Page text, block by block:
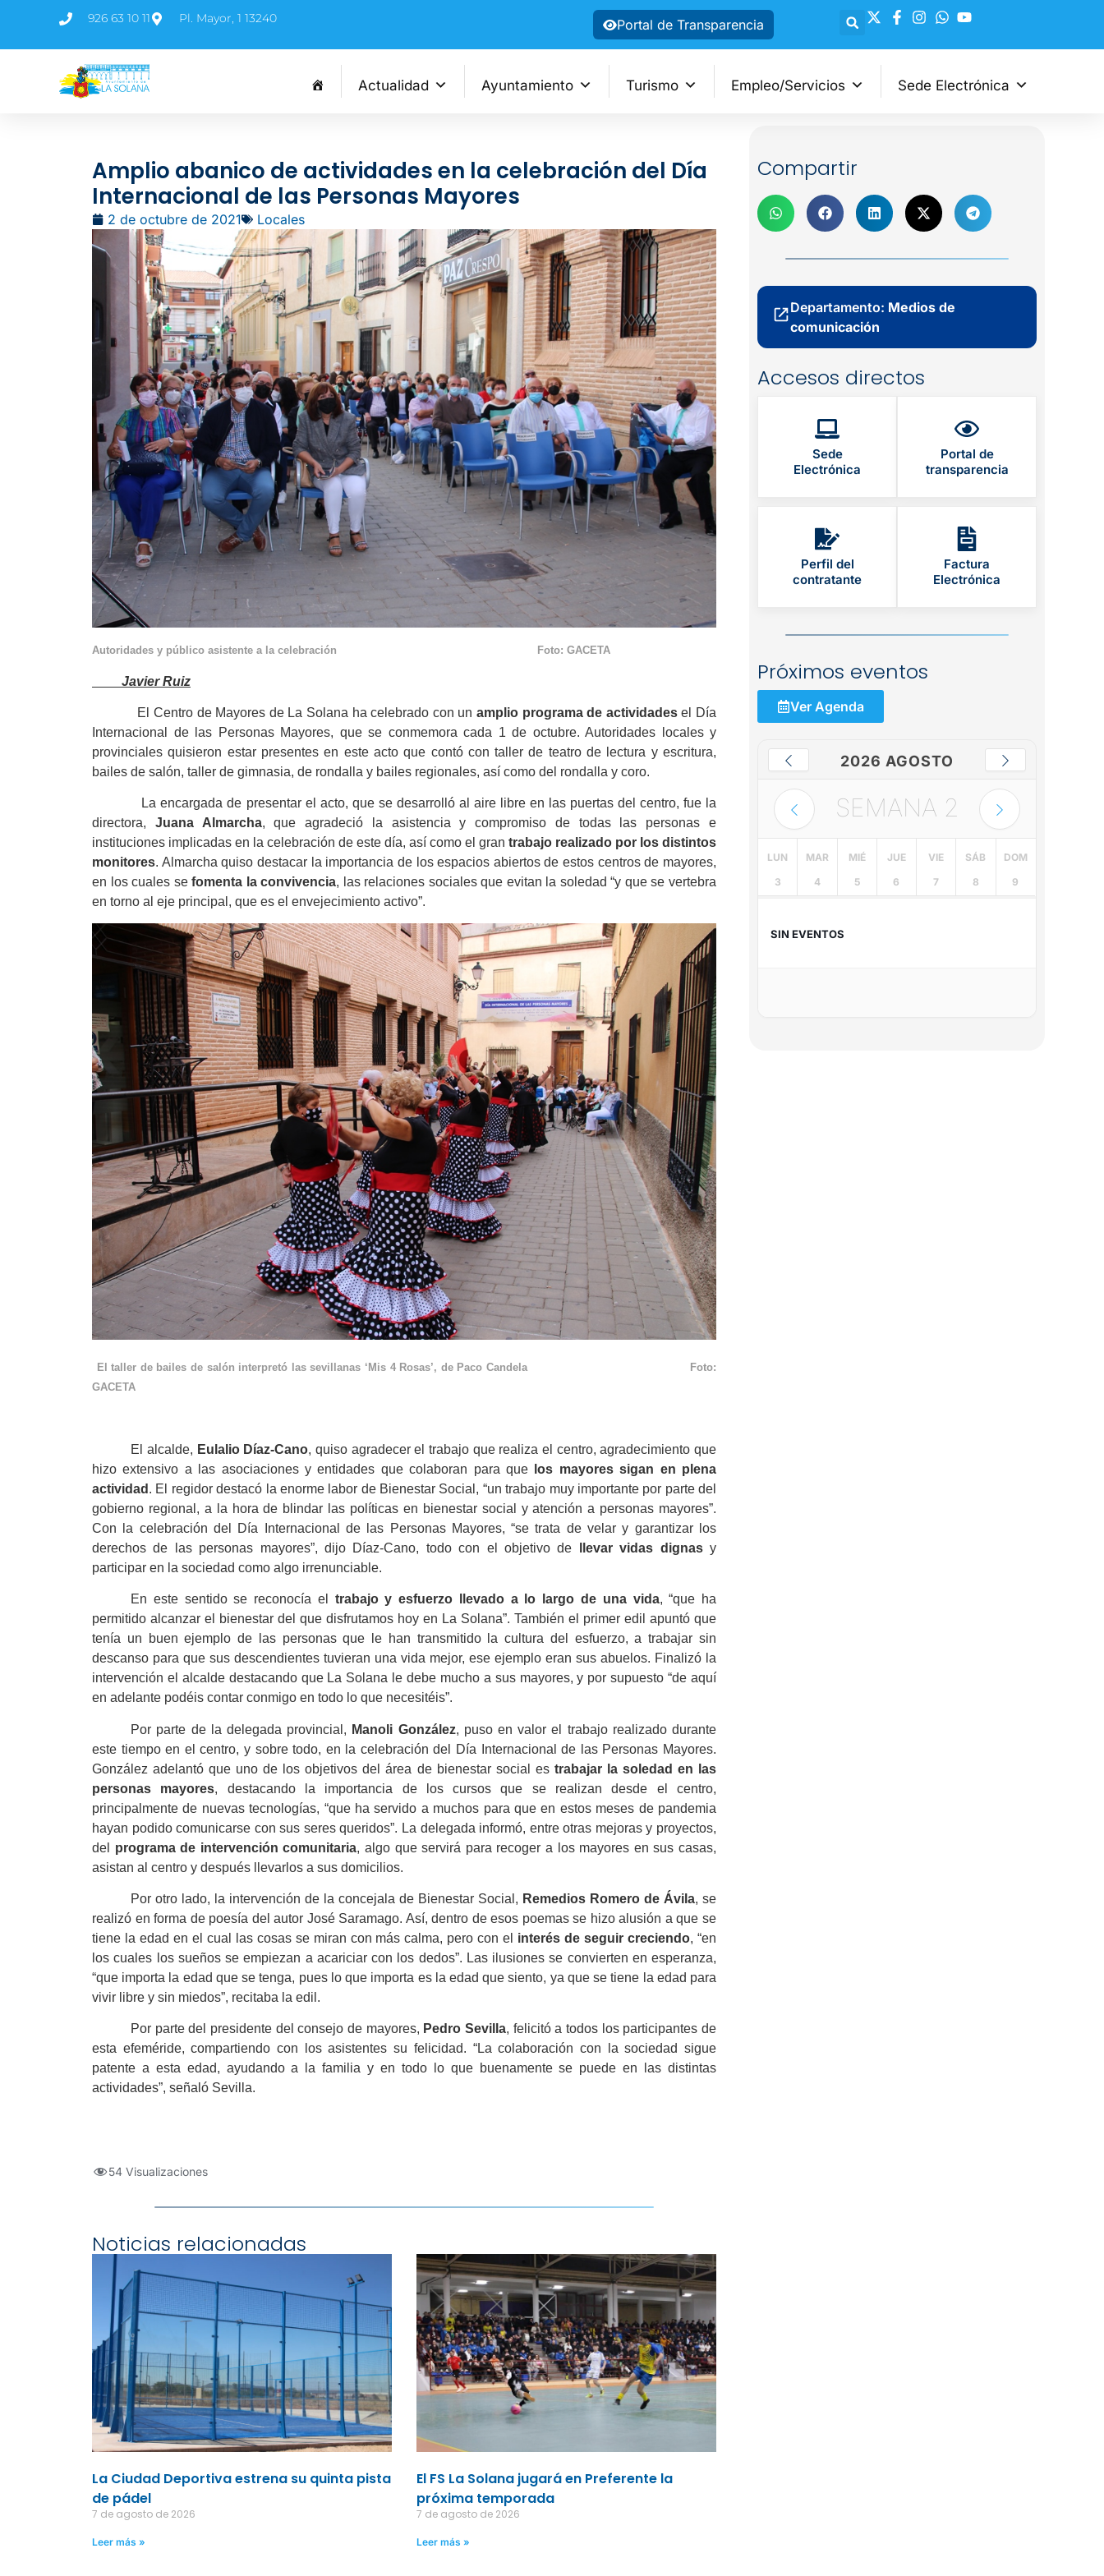
926 63 10 11 Pl. Mayor, 1 13240 Portal de Transparencia
Actualidad Ayuntamiento Turismo Empleo/Servicios Sede Electrónica
Amplio abanico de actividades en la celebración del Día
Internacional de las Personas Mayores
2 de octubre de 2021 Locales
Autoridades y público asistente a la celebración Foto: GACETA
Javier Ruiz
El Centro de Mayores de La Solana ha celebrado con un amplio programa de actividadesel Día
Internacional de las Personas Mayores, que se conmemora cada 1 de octubre. Autoridades locales y
provinciales quisieron estar presentes en este acto que contó con taller de teatro de lectura y escritura,
bailes de salón, taller de gimnasia, de rondalla y bailes regionales, así como del rondalla y coro.
La encargada de presentar el acto, que se desarrolló al aire libre en las puertas del centro, fue la
directora, Juana Almarcha, que agradeció la asistencia y compromiso de todas las personas e
instituciones implicadas en la celebración de este día, así como el gran trabajo realizado por los distintos
monitores. Almarcha quiso destacar la importancia de los espacios abiertos de estos centros de mayores,
en los cuales sefomenta la convivencia, las relaciones sociales que evitan la soledad “y que se vertebra
en torno al eje principal, que es el envejecimiento activo”.
El taller de bailes de salón interpretó las sevillanas ‘Mis 4 Rosas’, de Paco Candela Foto:
GACETA
El alcalde, Eulalio Díaz-Cano, quiso agradecer el trabajo que realiza el centro, agradecimiento que
hizo extensivo a las asociaciones y entidades que colaboran para que
los mayores sigan en plena
actividad . El regidor destacó la enorme labor de Bienestar Social, “un trabajo muy importante por parte del
gobierno regional, a la hora de blindar las políticas en bienestar social y atención a personas mayores”.
Con la celebración del Día Internacional de las Personas Mayores, “se trata de velar y garantizar los
derechos de las personas mayores”, dijo Díaz-Cano, todo con el objetivo de
llevar vidas dignasy
participar en la sociedad como algo irrenunciable.
En este sentido se reconocía el trabajo y esfuerzo llevado a lo largo de una vida, “que ha
permitido alcanzar el bienestar del que disfrutamos hoy en La Solana”. También el primer edil apuntó que
tenía un buen ejemplo de las personas que le han transmitido la cultura del esfuerzo, a trabajar sin
descanso para que sus descendientes tuvieran una vida mejor, ese ejemplo eran sus abuelos. Finalizó la
intervención el alcalde destacando que La Solana le debe mucho a sus mayores, y por supuesto “de aquí
en adelante podéis contar conmigo en todo lo que necesitéis”.
Por parte de la delegada provincial, Manoli González, puso en valor el trabajo realizado durante
este tiempo en el centro, y sobre todo, en la celebración del Día Internacional de las Personas Mayores.
González adelantó que uno de los objetivos del área de bienestar social es trabajar la soledad en las
personas mayores, destacando la importancia de los cursos que se realizan desde el centro,
principalmente de nuevas tecnologías, “que ha servido a muchos para que en estos meses de pandemia
hayan podido comunicarse con sus seres queridos”. La delegada informó, entre otras mejoras y proyectos,
del programa de intervención comunitaria, algo que servirá para recoger a los mayores en sus casas,
asistan al centro y después llevarlos a sus domicilios.
Por otro lado, la intervención de la concejala de Bienestar Social, Remedios Romero de Ávila, se
realizó en forma de poesía del autor José Saramago. Así, dentro de esos poemas se hizo alusión a que se
tiene la edad en el cual las cosas se miran con más calma, pero con el interés de seguir creciendo, “en
los cuales los sueños se empiezan a acariciar con los dedos”. Las ilusiones se convierten en esperanza,
“que importa la edad que se tenga, pues lo que importa es la edad que siento, ya que se tiene la edad para
vivir libre y sin miedos”, recitaba la edil.
Por parte del presidente del consejo de mayores, Pedro Sevilla, felicitó a todos los participantes de
esta efeméride, compartiendo con los asistentes su felicidad. “La colaboración con la sociedad sigue
patente a esta edad, ayudando a la familia y en todo lo que buenamente se puede en las distintas
actividades”, señaló Sevilla.
54 Visualizaciones
Noticias relacionadas
La Ciudad Deportiva estrena su quinta pista
de pádel
7 de agosto de 2026
Leer más »
El FS La Solana jugará en Preferente la
próxima temporada
7 de agosto de 2026
Leer más »
Compartir
Departamento: Medios de
comunicación
Accesos directos
Sede
Electrónica
Portal de
transparencia
Perfil del
contratante
Factura
Electrónica
Próximos eventos
Ver Agenda
2026 AGOSTO
SEMANA 2
LUN
3
MAR
4
MIÉ
5
JUE
6
VIE
7
SÁB
8
DOM
9
SIN EVENTOS